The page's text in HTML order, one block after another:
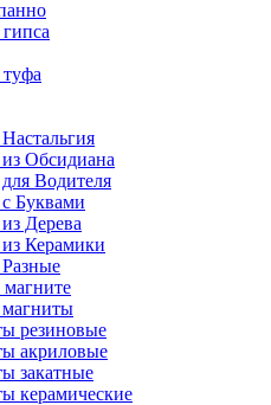
Обсидиана
Водителя
Буквами
Дерева
Керамики
резиновые
акриловые
закатные
керамические